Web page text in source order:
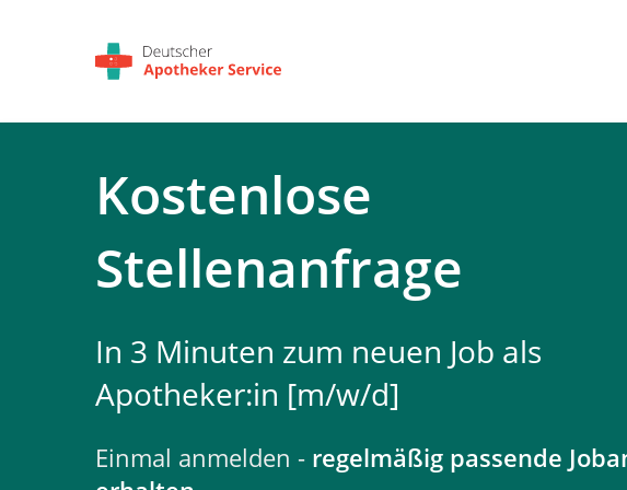
Kostenlose
Stellenanfrage
In 3 Minuten zum neuen Job als
Apotheker:in [m/w/d]
Einmal anmelden - regelmäßig passende